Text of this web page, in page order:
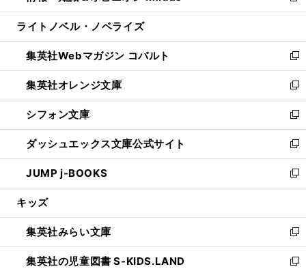
開
ウ
開
く
ン
ウ
で
開
く
ウ
ン
ド
ウ
で
開
く
し
ウ
ィ
ン
ド
ウ
で
開
く
ライトノベル・ノベライズ
集英社Webマガジン コバルト
新
し
い
ウ
ィ
ン
ド
ウ
で
開
集英社オレンジ文庫
新
し
い
ウ
ィ
ン
ド
ウ
開
く
シフォン文庫
新
し
い
ウ
ィ
ン
ウ
で
開
く
ダッシュエックス文庫公式サイト
新
し
い
ウ
ン
ド
ウ
で
JUMP j-BOOKS
新
し
ウ
ィ
ン
ド
キッズ
集英社みらい文庫
新
し
い
集英社の児童図書 S-KIDS.LAND
新